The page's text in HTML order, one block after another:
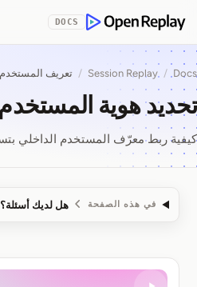
OpenReplay
DOCS
Docs
/
Session Replay
/ تعريف المستخدم
تحديد هوية المستخدم
كيفية ربط معرّف المستخدم الداخلي
في هذه الصفحة هل لديك أسئلة؟
تحديد هوية